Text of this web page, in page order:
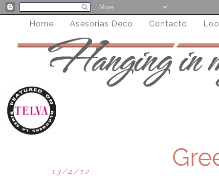
Home Asesorias Deco Contacto
13/4/12